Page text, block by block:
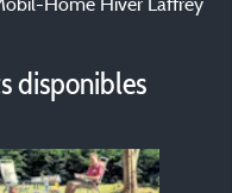
disponibles